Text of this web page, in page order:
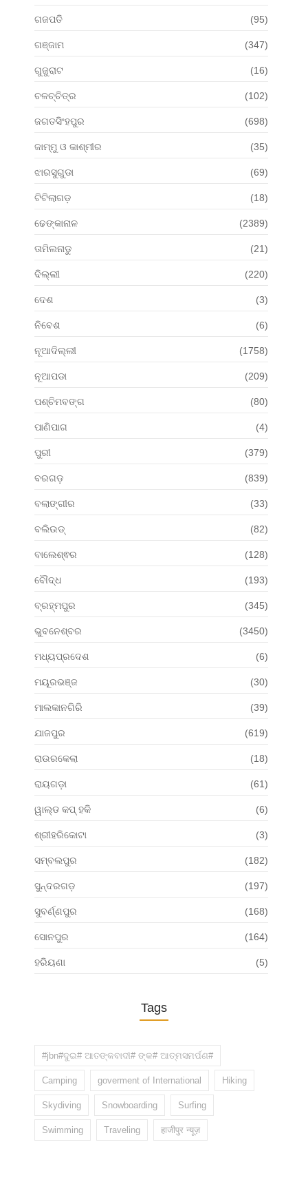
ଗଜପତି (95)
ଗଞ୍ଜାମ (347)
ଗୁଜୁରାଟ (16)
ଚଳଚ୍ଚିତ୍ର (102)
ଜଗତସିଂହପୁର (698)
ଜାମ୍ମୁ ଓ କାଶ୍ମୀର (35)
ଝାରସୁଗୁଡା (69)
ଟିଟିଲାଗଡ଼ (18)
ଢେଙ୍କାନାଳ (2389)
ତାମିଲନାଡୁ (21)
ଦିଲ୍ଲୀ (220)
ଦେଶ (3)
ନିବେଶ (6)
ନୂଆଦିଲ୍ଲୀ (1758)
ନୂଆପଡା (209)
ପଶ୍ଚିମବଙ୍ଗ (80)
ପାଣିପାଗ (4)
ପୁରୀ (379)
ବରଗଡ଼ (839)
ବଲାଙ୍ଗୀର (33)
ବଲିଉଡ୍ (82)
ବାଲେଶ୍ଵର (128)
ବୌଦ୍ଧ (193)
ବ୍ରହ୍ମପୁର (345)
ଭୁବନେଶ୍ବର (3450)
ମଧ୍ୟପ୍ରଦେଶ (6)
ମୟୂରଭଞ୍ଜ (30)
ମାଲକାନଗିରି (39)
ଯାଜପୁର (619)
ରାଉରକେଲା (18)
ରାୟଗଡ଼ା (61)
ୱାଲ୍ଡ କପ୍ ହକି (6)
ଶ୍ରୀହରିକୋଟା (3)
ସମ୍ବଲପୁର (182)
ସୁନ୍ଦରଗଡ଼ (197)
ସୁବର୍ଣ୍ଣପୁର (168)
ସୋନପୁର (164)
ହରିୟଣା (5)
Tags
#jbn#ଦୁଇ# ଆତଙ୍କବାଦୀ# ଙ୍କ# ଆତ୍ମସମର୍ପଣ#
Camping goverment of International Hiking
Skydiving Snowboarding Surfing
Swimming Traveling हाजीपुर न्यूज़